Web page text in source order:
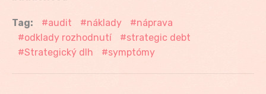
Tag: audit náklady
náprava
odklady rozhodnutí
strategic debt
Strategický dlh
symptómy